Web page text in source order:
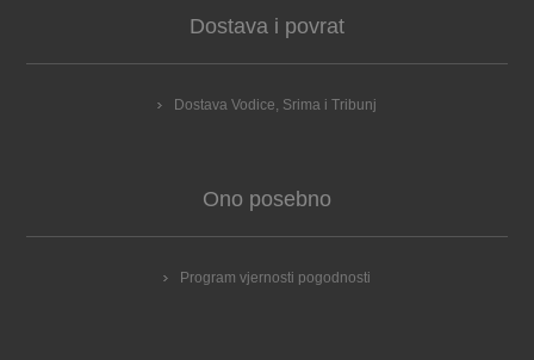
Dostava i povrat
Dostava Vodice, Srima i Tribunj
Ono posebno
Program vjernosti pogodnosti